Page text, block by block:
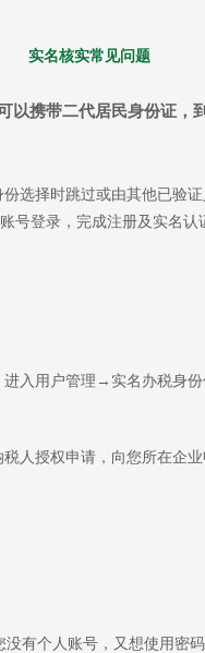
实名核实常见问题
以携带二代居民身份证
选择时跳过或由其他已
号登录，完成注册及实名认
入用户管理→实名办税身
授权申请，向您所在企
有个人账号，又想使用密